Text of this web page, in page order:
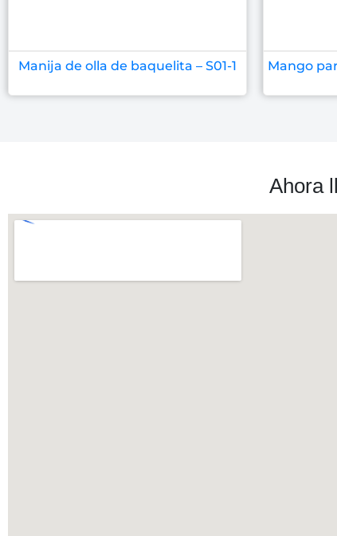
Manija de olla de baquelita – S01-1
Mango
Ahora